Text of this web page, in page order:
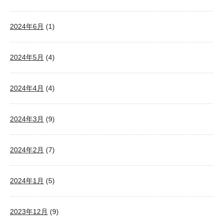
2024年6月 (1)
2024年5月 (4)
2024年4月 (4)
2024年3月 (9)
2024年2月 (7)
2024年1月 (5)
2023年12月 (9)